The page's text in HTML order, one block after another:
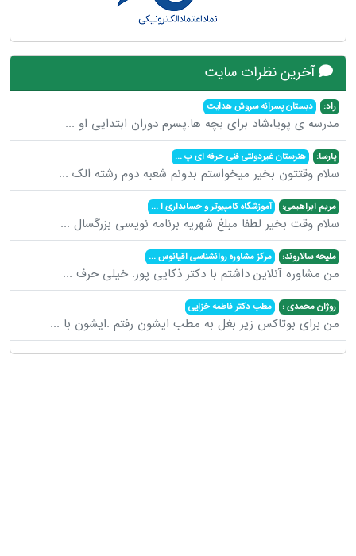
آخرین نظرات سایت
راد: دبستان پسرانه سروش هدایت
مدرسه ی پویا،شاد برای بچه ها.پسرم دوران ابتدایی او ...
پارسا: هنرستان غیردولتی فنی حرفه ای پ...
سلام وقتتون بخیر میخواستم بدونم شعبه دوم رشته الک ...
مریم ابراهیمی: آموزشگاه کامپیوتر و حسابداری ا...
سلام وقت بخیر لطفا مبلغ شهریه برنامه نویسی بزرگسال ...
ملیحه سالاروند: مرکز مشاوره روانشناسی اقیانوس...
من مشاوره آنلاین داشتم با دکتر ذکایی پور. خیلی حرف ...
روژان محمدی : مطب دکتر فاطمه خزایی
من برای بوتاکس زیر بغل به مطب ایشون رفتم .ایشون با ...